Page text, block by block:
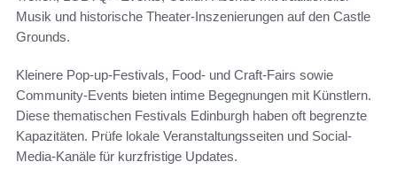
Musik und historische Theater-Inszenierungen auf den Castle
Grounds.
Kleinere Pop-up-Festivals, Food- und Craft-Fairs sowie
Community-Events bieten intime Begegnungen mit Künstlern.
Diese thematischen Festivals Edinburgh haben oft begrenzte
Kapazitäten. Prüfe lokale Veranstaltungsseiten und Social-
Media-Kanäle für kurzfristige Updates.